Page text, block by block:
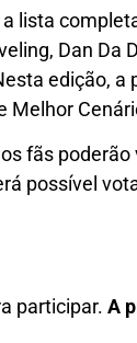
lista
Dan Da
edição, a
Melhor
fãs
possível
participar. A